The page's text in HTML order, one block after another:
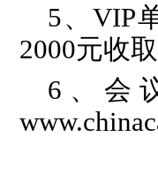
5、VIP
2000元收
6 、会